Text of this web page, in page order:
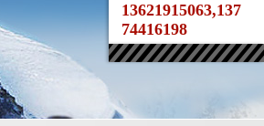
13621915063,137
74416198